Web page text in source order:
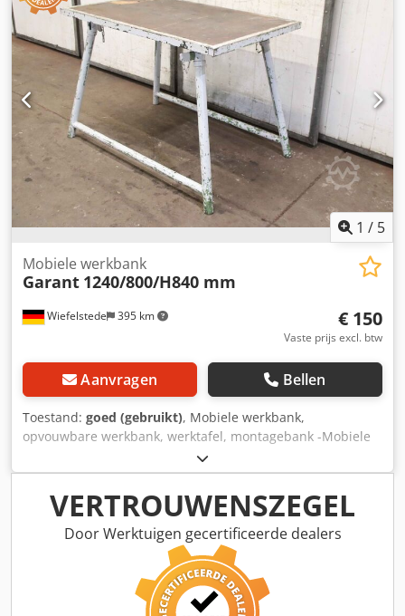
1 / 5
Wiefelstede 395 km
Mobiele werkbank
Garant 1240/800/H840 mm
€ 150
Vaste prijs excl. btw
Aanvragen Bellen
Toestand: goed (gebruikt), Mobiele werkbank,
opvouwbare werkbank, werktafel, montagebank -Mobiele
werkbank: solide ontwerp -breedte: 1240 mm -diepte: 800
mm -hoogte: 840 mm Dodpfoq Nqxpsx Ahnjwa -gewicht: 56
VERTROUWENSZEGEL
Door Werktuigen gecertificeerde dealers